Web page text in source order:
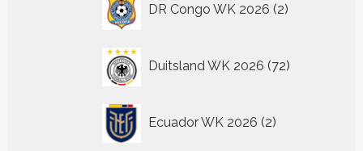
DR Congo WK 2026 2
producten
Duitsland WK 2026 72
producten
Ecuador WK 2026 2
producten